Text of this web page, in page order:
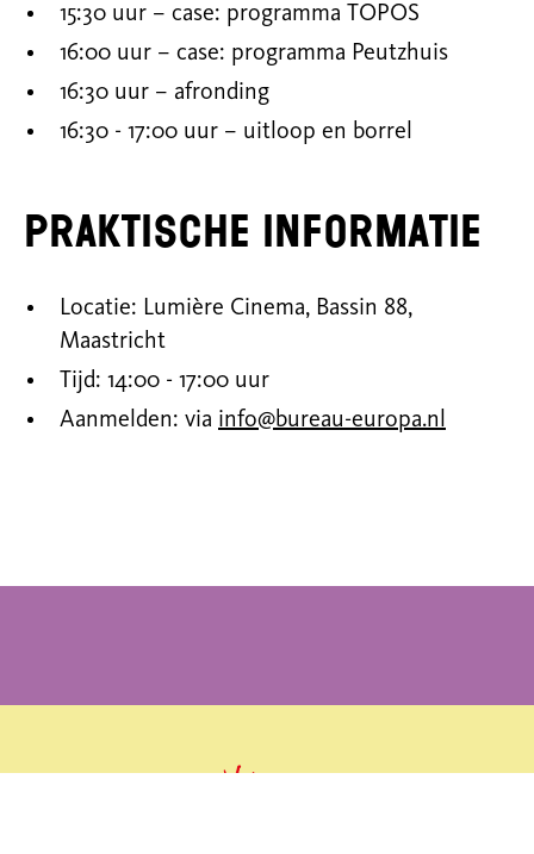
15:30 uur – case: programma TOPOS
16:00 uur – case: programma Peutzhuis
16:30 uur – afronding
16:30 - 17:00 uur – uitloop en borrel
Praktische informatie
Locatie: Lumière Cinema, Bassin 88,
Maastricht
Tijd: 14:00 - 17:00 uur
Aanmelden: via info@bureau-europa.nl